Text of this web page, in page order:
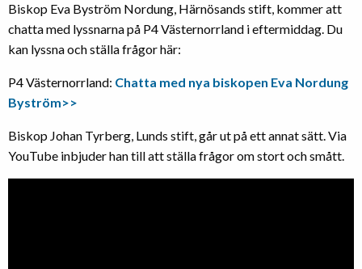
Biskop Eva Byström Nordung, Härnösands stift, kommer att
chatta med lyssnarna på P4 Västernorrland i eftermiddag. Du
kan lyssna och ställa frågor här:
P4 Västernorrland: Chatta med nya biskopen Eva Nordung
Byström>>
Biskop Johan Tyrberg, Lunds stift, går ut på ett annat sätt. Via
YouTube inbjuder han till att ställa frågor om stort och smått.